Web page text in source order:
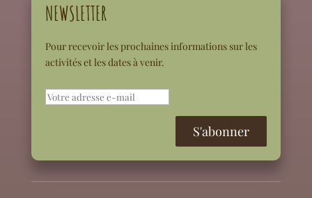
NEWSLETTER
Pour recevoir les prochaines informations sur les
activités et les dates à venir.